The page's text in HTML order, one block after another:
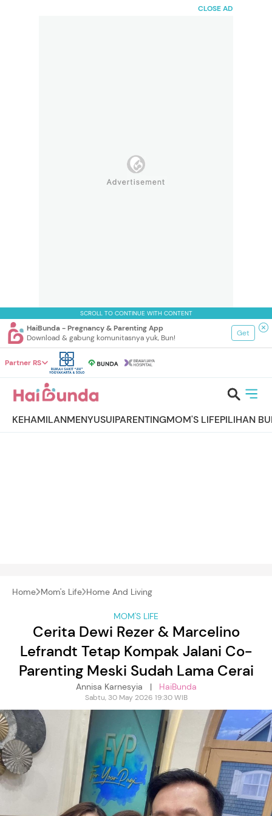
CLOSE AD
SCROLL TO CONTINUE WITH CONTENT
HaiBunda - Pregnancy & Parenting App
Download & gabung komunitasnya yuk, Bun!
Get
Partner RS
KEHAMILANMENYUSUIPARENTINGMOM'S LIFEPILIHAN
Home Mom's Life Home And Living
MOM'S LIFE
Cerita Dewi Rezer & Marcelino
Lefrandt Tetap Kompak Jalani Co-
Parenting Meski Sudah Lama Cerai
Annisa Karnesyia | HaiBunda
Sabtu, 30 May 2026 19:30 WIB